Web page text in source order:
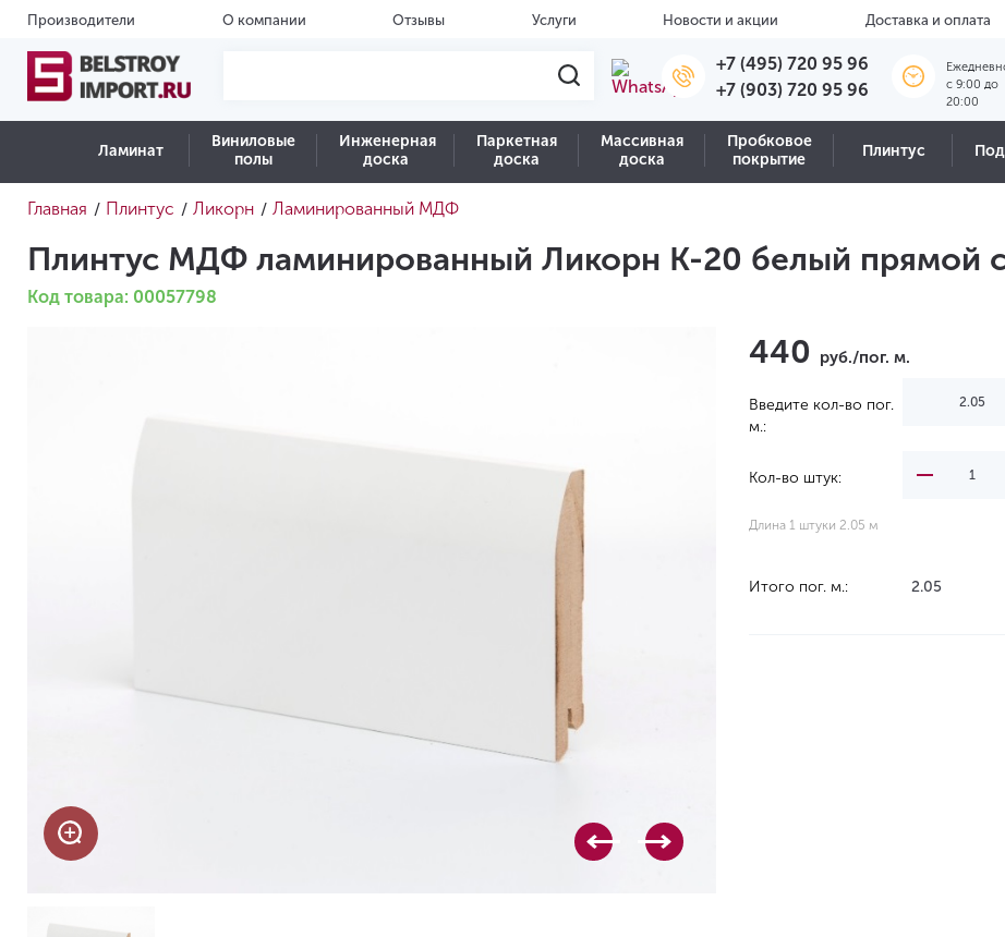
Производители О компании Отзывы Услуги Новости и акции Доставка и оплата
+7 (495) 720 95 96
+7 (903) 720 95 96
c 9:00 до
20:00
Ламинат
Виниловые
полы
Инженерная
доска
Паркетная
доска
Массивная
доска
Пробковое
покрытие
Плинтус
Главная / Плинтус / Ликорн / Ламинированный МДФ
Плинтус МДФ ламинированный Ликорн K-20 белый прямой
Код товара: 00057798
440 руб./пог. м.
Введите кол-во пог.
м.:
Кол-во штук:
Длина 1 штуки 2.05 м
Итого пог. м.: 2.05